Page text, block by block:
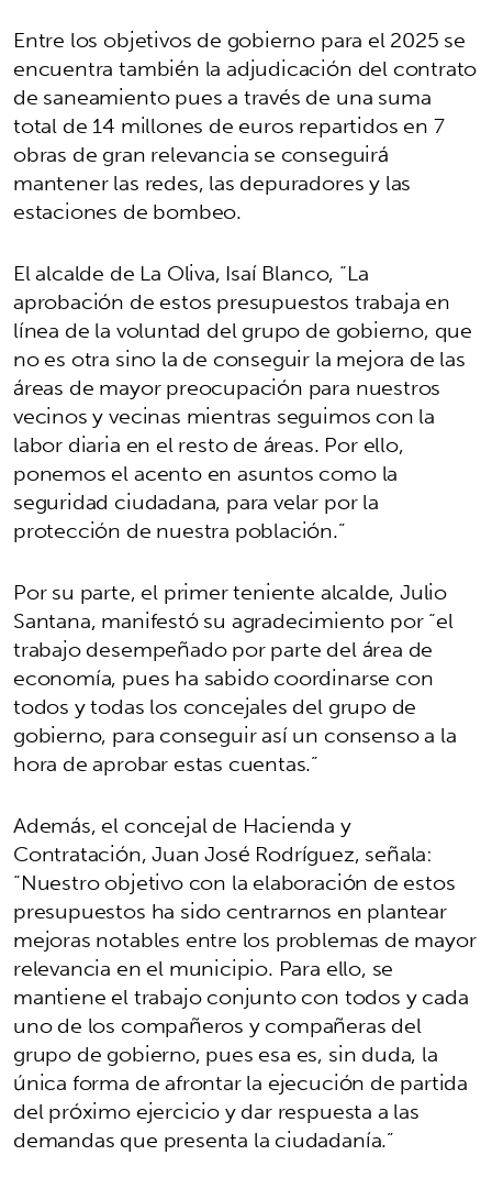
Entre los objetivos de gobierno para el 2025 se
encuentra también la adjudicación del contrato
de saneamiento pues a través de una suma
total de 14 millones de euros repartidos en 7
obras de gran relevancia se conseguirá
mantener las redes, las depuradores y las
estaciones de bombeo.
El alcalde de La Oliva, Isaí Blanco, “La
aprobación de estos presupuestos trabaja en
línea de la voluntad del grupo de gobierno, que
no es otra sino la de conseguir la mejora de las
áreas de mayor preocupación para nuestros
vecinos y vecinas mientras seguimos con la
labor diaria en el resto de áreas. Por ello,
ponemos el acento en asuntos como la
seguridad ciudadana, para velar por la
protección de nuestra población.”
Por su parte, el primer teniente alcalde, Julio
Santana, manifestó su agradecimiento por “el
trabajo desempeñado por parte del área de
economía, pues ha sabido coordinarse con
todos y todas los concejales del grupo de
gobierno, para conseguir así un consenso a la
hora de aprobar estas cuentas.”
Además, el concejal de Hacienda y
Contratación, Juan José Rodríguez, señala:
“Nuestro objetivo con la elaboración de estos
presupuestos ha sido centrarnos en plantear
mejoras notables entre los problemas de mayor
relevancia en el municipio. Para ello, se
mantiene el trabajo conjunto con todos y cada
uno de los compañeros y compañeras del
grupo de gobierno, pues esa es, sin duda, la
única forma de afrontar la ejecución de partida
del próximo ejercicio y dar respuesta a las
demandas que presenta la ciudadanía.”